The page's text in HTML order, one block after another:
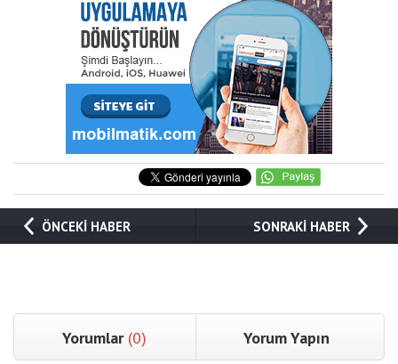
ÖNCEKİ HABER SONRAKİ HABER
Yorumlar (0) Yorum Yapın